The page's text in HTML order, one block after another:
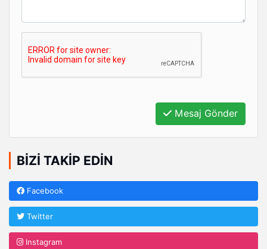
Mesaj Gönder
BIZI TAKIP EDIN
Facebook
Twitter
Instagram